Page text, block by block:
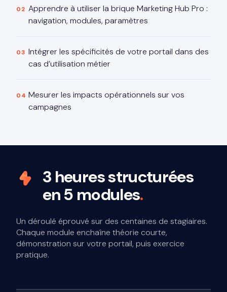
Apprendre à utiliser la brique Marketing Hub Pro :
navigation, modules, paramètres
Intégrer les spécificités de votre portail dans des
cas d’utilisation métier
Mesurer les impacts opérationnels sur vos
campagnes
3 heures structurées
en 5 modules.
Un déroulé éprouvé sur des centaines de stagiaires.
Chaque module enchaîne théorie courte,
démonstration sur votre portail, puis exercice
pratique.